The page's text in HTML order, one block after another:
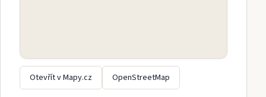
Otevřít v Mapy.cz OpenStreetMap